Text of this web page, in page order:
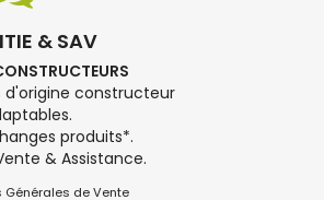
& SAV
d'origine constructeur
produits*.
& Assistance.
Générales de Vente